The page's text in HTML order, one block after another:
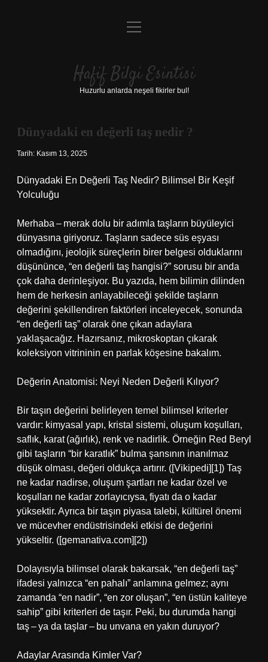
Anasayfa
Yasal Uyarı
menüyü
Hafif Bilgi Esintisi
Huzurlu anlarda neşeli fikirler bul!
Dünyadaki en değerli taş nedir ?
Tarih: Kasım 13, 2025
Dünyadaki En Değerli Taş Nedir? Bilimsel Bir Keşif
Yolculuğu
Merhaba – merak dolu bir adımla taşların büyüleyici
dünyasına giriyoruz. Taşların sadece süs eşyası
olmadığını, jeolojik süreçlerin birer belgesi olduklarını
düşününce, “en değerli taş hangisi?” sorusu bir anda
çok daha derinleşiyor. Bu yazıda, hem bilimin dilinden
hem de herkesin anlayabileceği şekilde taşların
değerini şekillendiren faktörleri inceleyecek, sonunda
“en değerli taş” olarak öne çıkan adaylara
yaklaşacağız. Hazırsanız, mikroskoptan çıkarak
koleksiyon vitrininin en parlak köşesine bakalım.
Değerin Anatomisi: Neyi Neden Değerli Kılıyor?
Bir taşın değerini belirleyen temel bilimsel kriterler
vardır: kimyasal yapı, kristal sistemi, oluşum koşulları,
saflık, karat (ağırlık), renk ve nadirlik. Örneğin Red Beryl
gibi taşların “bir karatlık” bulma şansının inanılmaz
düşük olması, değeri oldukça artırır. ([Vikipedi][1]) Taş
ne kadar nadirse, oluşum şartları ne kadar özel ve
koşulları ne kadar zorlayıcıysa, fiyatı da o kadar
yüksektir. Ayrıca bir taşın piyasa talebi, kültürel önemi
ve mücevher endüstrisindeki etkisi de değerini
yükseltir. ([gemanativa.com][2])
Dolayısıyla bilimsel olarak bakarsak, “en değerli taş”
ifadesi yalnızca “en pahalı” anlamına gelmez; aynı
zamanda “en nadir”, “en zor oluşan”, “en üstün kaliteye
sahip” gibi kriterleri de taşır. Peki, bu durumda hangi
taş – ya da taşlar – bu unvana en yakın duruyor?
Adaylar Arasında Kimler Var?